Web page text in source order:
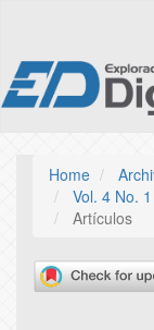
page
content
Content
Sidebar
Home
Vol. 4 No.
Artículos